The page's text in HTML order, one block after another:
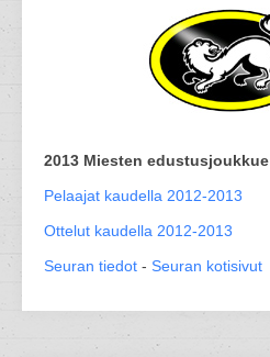
2013 Miesten edustusjoukkue
Pelaajat kaudella 2012-2013
Ottelut kaudella 2012-2013
Seuran tiedot - Seuran kotisivut